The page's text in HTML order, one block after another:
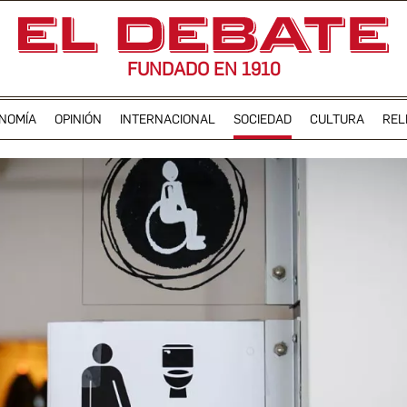
FUNDADO EN 1910
OPINIÓN INTERNACIONAL SOCIEDAD CULTURA